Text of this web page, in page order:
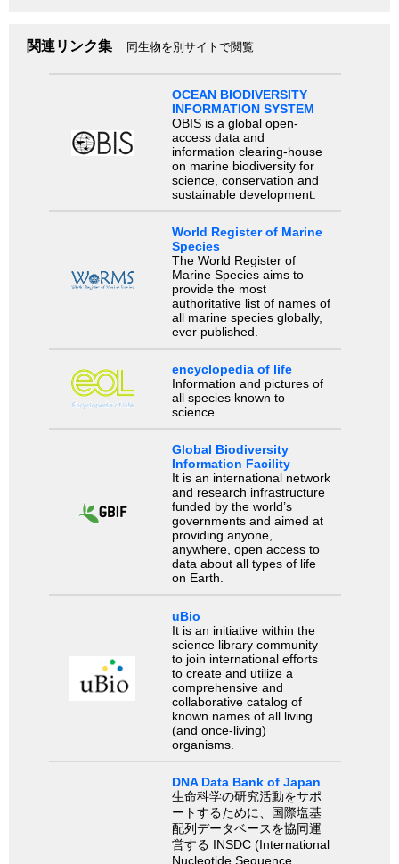
関連リンク集 同生物を別サイトで閲覧
OCEAN BIODIVERSITY
INFORMATION SYSTEM
OBIS is a global open-
access data and
information clearing-house
on marine biodiversity for
science, conservation and
sustainable development.
World Register of Marine
Species
The World Register of
Marine Species aims to
provide the most
authoritative list of names of
all marine species globally,
ever published.
encyclopedia of life
Information and pictures of
all species known to
science.
Global Biodiversity
Information Facility
It is an international network
and research infrastructure
funded by the world’s
governments and aimed at
providing anyone,
anywhere, open access to
data about all types of life
on Earth.
uBio
It is an initiative within the
science library community
to join international efforts
to create and utilize a
comprehensive and
collaborative catalog of
known names of all living
(and once-living)
organisms.
DNA Data Bank of Japan
生命科学の研究活動をサポ
ートするために、国際塩基
配列データベースを協同運
営する INSDC (International
Nucleotide Sequence